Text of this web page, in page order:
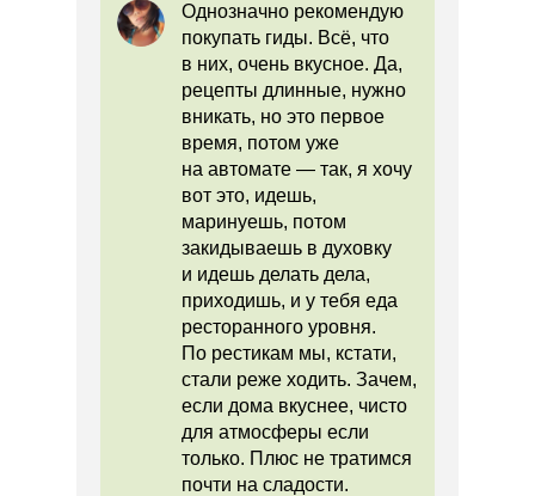
Однозначно рекомендую
покупать гиды. Всё, что
в них, очень вкусное. Да,
рецепты длинные, нужно
вникать, но это первое
время, потом уже
на автомате — так, я хочу
вот это, идешь,
маринуешь, потом
закидываешь в духовку
и идешь делать дела,
приходишь, и у тебя еда
ресторанного уровня.
По рестикам мы, кстати,
стали реже ходить. Зачем,
если дома вкуснее, чисто
для атмосферы если
только. Плюс не тратимся
почти на сладости.